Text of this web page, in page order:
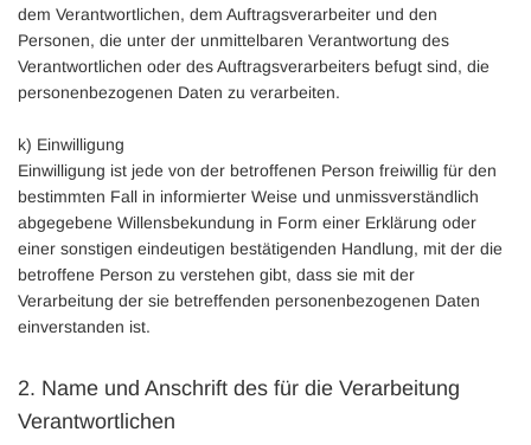
dem Verantwortlichen, dem Auftragsverarbeiter und den
Personen, die unter der unmittelbaren Verantwortung des
Verantwortlichen oder des Auftragsverarbeiters befugt sind, die
personenbezogenen Daten zu verarbeiten.
k) Einwilligung
Einwilligung ist jede von der betroffenen Person freiwillig für den
bestimmten Fall in informierter Weise und unmissverständlich
abgegebene Willensbekundung in Form einer Erklärung oder
einer sonstigen eindeutigen bestätigenden Handlung, mit der die
betroffene Person zu verstehen gibt, dass sie mit der
Verarbeitung der sie betreffenden personenbezogenen Daten
einverstanden ist.
2. Name und Anschrift des für die Verarbeitung
Verantwortlichen